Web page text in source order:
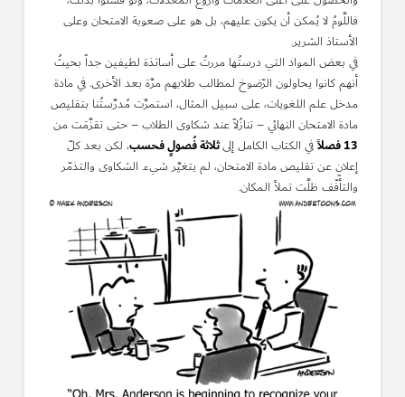
فاللَّومُ لا يُمكن أن يكون عليهم، بل هو على صعوبة الامتحان وعلى
الأستاذ الشرير.
في بعض المواد التي درستُها مررتُ على أساتذة لطيفين جداً بحيثُ
أنهم كانوا يحاولون الرّضوخ لمطالب طلابهم مرَّة بعد الأخرى. في مادة
مدخل علم اللغويات، على سبيل المثال، استمرَّت مُدرِّستُنا بتقليص
مادة الامتحان النهائي – تنازُلاً عند شكاوى الطلاب – حتى تقزَّمَت من
13 فصلاً في الكتاب الكامل إلىثلاثة فُصولٍ فحسب، لكن بعد كلّ
إعلانٍ عن تقليص مادة الامتحان، لم يتغيَّر شيء. الشكاوى والتذمّر
والتأفّف ظلَّت تملأ المكان.